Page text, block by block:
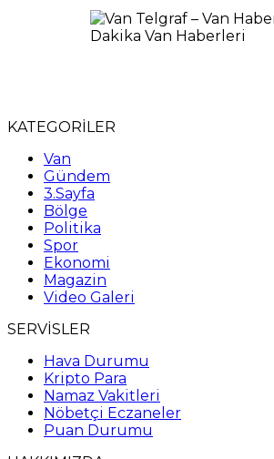
KATEGORİLER
Van
Gündem
3.Sayfa
Bölge
Politika
Spor
Ekonomi
Magazin
Video Galeri
SERVİSLER
Hava Durumu
Kripto Para
Namaz Vakitleri
Nöbetçi Eczaneler
Puan Durumu